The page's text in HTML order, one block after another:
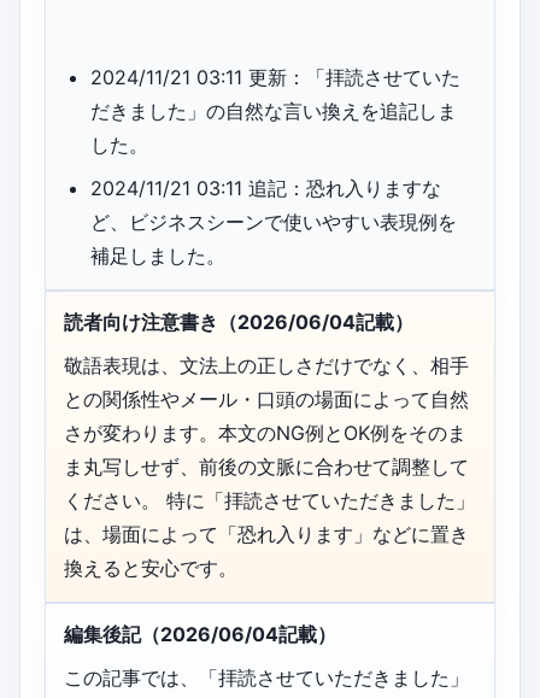
2024/11/21 03:11 更新：「拝読させていた
だきました」の自然な言い換えを追記しま
した。
2024/11/21 03:11 追記：恐れ入りますな
ど、ビジネスシーンで使いやすい表現例を
補足しました。
読者向け注意書き（2026/06/04記載）
敬語表現は、文法上の正しさだけでなく、相手
との関係性やメール・口頭の場面によって自然
さが変わります。本文のNG例とOK例をそのま
ま丸写しせず、前後の文脈に合わせて調整して
ください。 特に「拝読させていただきました」
は、場面によって「恐れ入ります」などに置き
換えると安心です。
編集後記（2026/06/04記載）
この記事では、「拝読させていただきました」